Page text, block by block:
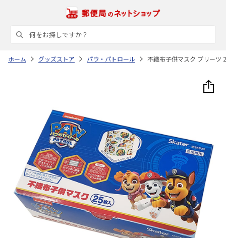
ホーム グッズストア パウ・パトロール 不織布子供マスク プリーツ